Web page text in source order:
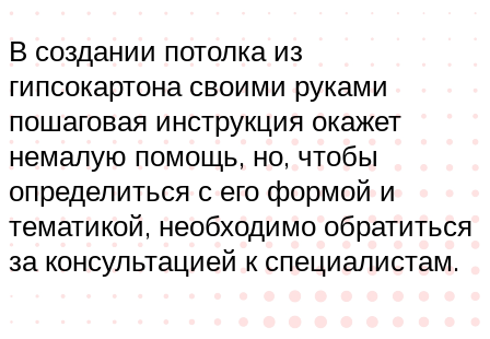
В создании потолка из
гипсокартона своими руками
пошаговая инструкция окажет
немалую помощь, но, чтобы
определиться с его формой и
тематикой, необходимо обратиться
за консультацией к специалистам.